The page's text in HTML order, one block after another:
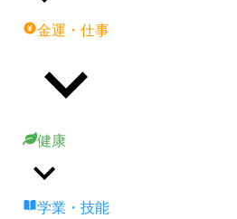
金運・仕事
健康
学業・技能